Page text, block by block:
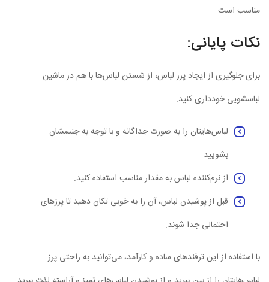
مناسب است.
نکات پایانی:
برای جلوگیری از ایجاد پرز لباس، از شستن لباس‌ها با هم در ماشین
لباسشویی خودداری کنید.
لباس‌هایتان را به صورت جداگانه و با توجه به جنسشان
بشویید.
از نرم‌کننده لباس به مقدار مناسب استفاده کنید.
قبل از پوشیدن لباس، آن را به خوبی تکان دهید تا پرزهای
احتمالی جدا شوند.
با استفاده از این ترفندهای ساده و کارآمد، می‌توانید به راحتی پرز